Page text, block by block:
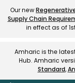
Fetch the complete
Our new
Supply Chain
in effect as of
Amharic is the
Hub. Amharic
Standard,